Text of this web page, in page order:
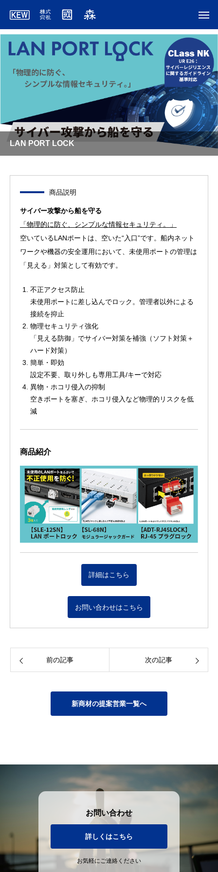
LAN PORT LOCK
商品説明
サイバー攻撃から船を守る
「物理的に防ぐ、シンプルな情報セキュリティ。」
空いているLANポートは、空いた“入口”です。船内ネット
ワークや機器の安全運用において、未使用ポートの管理は
「見える」対策として有効です。
不正アクセス防止
未使用ポートに差し込んでロック。管理者以外による
接続を抑止
物理セキュリティ強化
「見える防御」でサイバー対策を補強（ソフト対策＋
ハード対策）
簡単・即効
設定不要、取り外しも専用工具/キーで対応
異物・ホコリ侵入の抑制
空きポートを塞ぎ、ホコリ侵入など物理的リスクを低
減
商品紹介
詳細はこちら
お問い合わせはこちら
前の記事 次の記事
新商材の提案営業一覧へ
お問い合わせ
詳しくはこちら
お気軽にご連絡ください